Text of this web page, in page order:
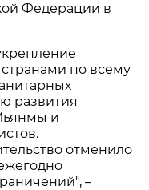
Федерации в
по всему
развития
и
отменило
–